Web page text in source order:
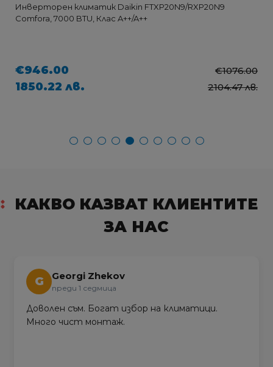
Инверторен климатик Daikin FTXP20N9/RXP20N9
Comfora, 7000 BTU, Клас A++/A++
€946.00 €1076.00
1850.22 лв. 2104.47 лв.
КАКВО КАЗВАТ КЛИЕНТИТЕ
ЗА НАС
G Georgi Zhekov
преди 1 седмица
Доволен съм. Богат избор на климатици.
Много чист монтаж.